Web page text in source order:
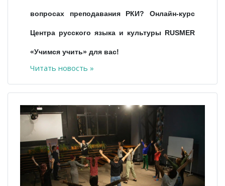
вопросах преподавания РКИ? Онлайн-курс
Центра русского языка и культуры RUSMER
«Учимся учить» для вас!
Читать новость »